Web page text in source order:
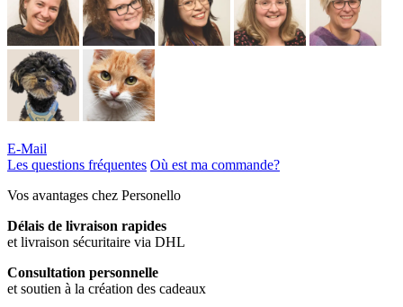
E-Mail
Les questions fréquentes Où est ma commande?
Vos avantages chez Personello
Délais de livraison rapides
et livraison sécuritaire via DHL
Consultation personnelle
et soutien à la création des cadeaux